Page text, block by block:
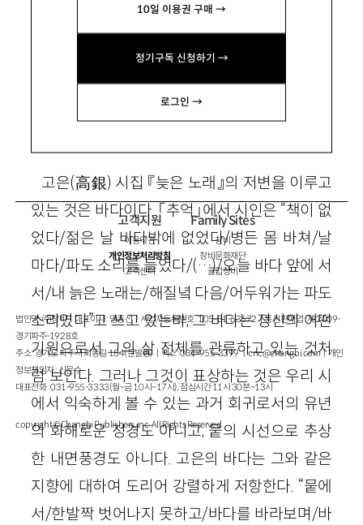
10일 이용권 구매 →
정기구독 신청하기 →
로그인 →
보라 내 늙은 안식 사악하여라
–「절벽」에서
고은(高銀) 시집 『늦은 노래』의 저변을 이루고
있는 것은 바다이다. 「추억」에서 시인은 “책이 없
었다/젊은 날 바다밖에 없었다/병든 몸 바쳐/날
마다/파도 소리를 들었다/(…)/오늘 바다 앞에 서
서/내 늙은 노래는/해질녘 다음/어두워가는 파도
소리였다”고 쓰고 있는바, 그 바다는 정신의 어떤
기원으로서 그의 삶 전체를 관류하고 있는 것처
럼 보인다. 그러나 그것이 표상하는 것은 우리 시
에서 익숙하게 볼 수 있는 과거 회귀로서의 유년
의 화해로운 정경도 아니고, 뭍의 시선으로 추상
한 내면풍경도 아니다. 고은의 바다는 그와 같은
지향에 대하여 도리어 강렬하게 저항한다. “뭍에
서/한발짝 벗어나지 못하고/바다를 바라보며/바
고객지원
이용약관
개인정보처리방침
고객센터
Family Sites
창비
창비문화재단
클럽창비
법인명 : ㈜창비ㅣ대표이사 : 염종선ㅣ사업자등록번호 : 105-81-63672ㅣ통신판매업 : 제 2009-
경기파주-1928호
주소 : 경기도 파주시 회동길 184(문발동)ㅣ팩스 : 031-955-3399 ㅣcnc@changbi.comㅣ개인
정보책임자 : 신문수
대표전화 : 031-955-3333(월~금 10시~17시), 점심시간 11시 30분~13시
copyright © Changbi Publishers, inc. All Rights Reserved.